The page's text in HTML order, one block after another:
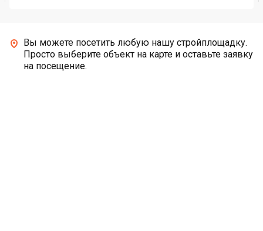
Вы можете посетить любую нашу стройплощадку.
Просто выберите объект на карте и оставьте заявку
на посещение.